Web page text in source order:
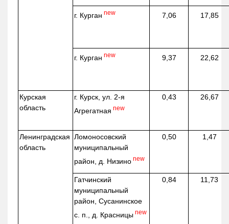
г. Курган new 7,06 17,85
г. Курган new 9,37 22,62
Курская
область
г. Курск, ул. 2-я
Агрегатная new
0,43 26,67
Ленинградская
область
Ломоносовский
муниципальный
район, д. Низино new
0,50 1,47
Гатчинский
муниципальный
район, Сусанинское
с. п., д. Красницы new
0,84 11,73